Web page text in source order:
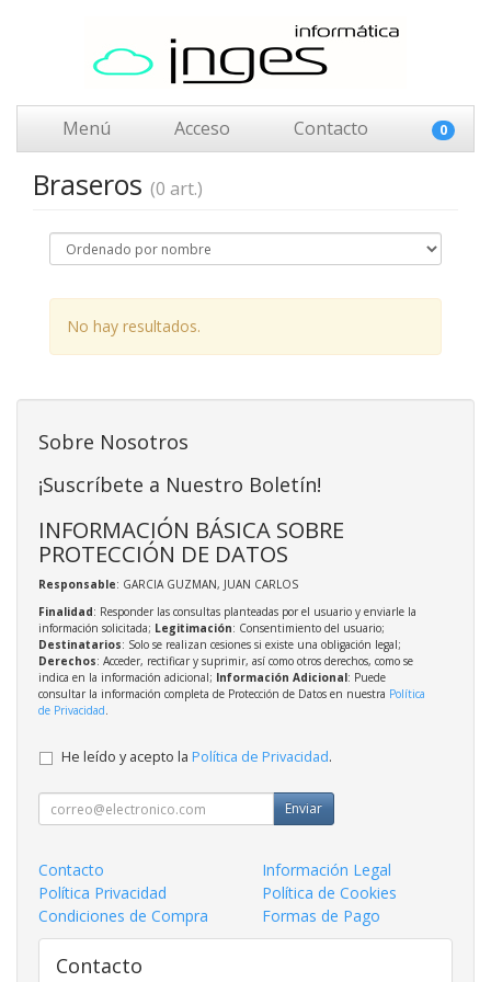
Menú Acceso Contacto 0
Braseros (0 art.)
No hay resultados.
Sobre Nosotros
¡Suscríbete a Nuestro Boletín!
INFORMACIÓN BÁSICA SOBRE
PROTECCIÓN DE DATOS
Responsable: GARCIA GUZMAN, JUAN CARLOS
Finalidad: Responder las consultas planteadas por el usuario y enviarle la
información solicitada; Legitimación: Consentimiento del usuario;
Destinatarios: Solo se realizan cesiones si existe una obligación legal;
Derechos: Acceder, rectificar y suprimir, así como otros derechos, como se
indica en la información adicional; Información Adicional: Puede
consultar la información completa de Protección de Datos en nuestra Política
de Privacidad.
He leído y acepto la Política de Privacidad.
Enviar
Contacto
Información Legal
Política Privacidad
Política de Cookies
Condiciones de Compra
Formas de Pago
Contacto